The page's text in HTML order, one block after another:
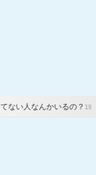
の？19時間前【原神】